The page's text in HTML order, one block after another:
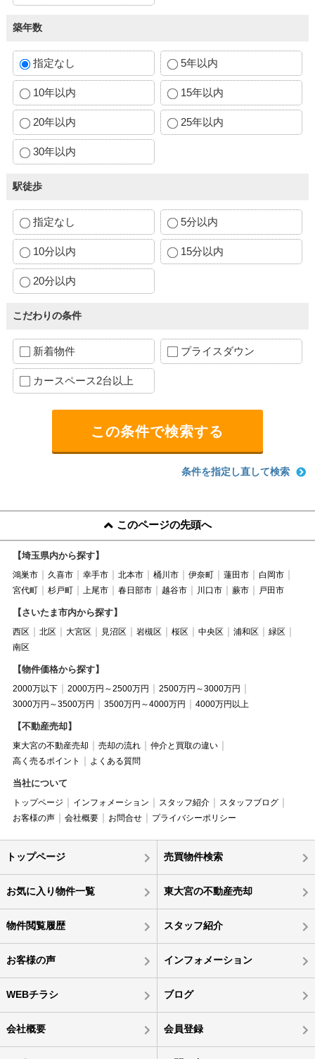
築年数
指定なし 5年以内
10年以内 15年以内
20年以内 25年以内
30年以内
駅徒歩
指定なし 5分以内
10分以内 15分以内
20分以内
こだわりの条件
新着物件 プライスダウン
カースペース2台以上
条件を指定し直して検索
このページの先頭へ
【埼玉県内から探す】
鴻巣市 久喜市 幸手市 北本市 桶川市 伊奈町 蓮田市
白岡市
宮代町
杉戸町 上尾市 春日部市 越谷市 川口市 蕨市 戸田市
【さいたま市内から探す】
西区 北区 大宮区 見沼区 岩槻区 桜区 中央区 浦和区
緑区
南区
【物件価格から探す】
2000万以下 2000万円～2500万円
2500万円～3000万円
3000万円～3500万円
3500万円～4000万円 4000万円以上
【不動産売却】
東大宮の不動産売却 売却の流れ
仲介と買取の違い
高く売るポイント
よくある質問
当社について
トップページ インフォメーション スタッフ紹介
スタッフブログ
お客様の声
会社概要 お問合せ プライバシーポリシー
トップページ 売買物件検索
お気に入り物件一覧 東大宮の不動産売却
物件閲覧履歴 スタッフ紹介
お客様の声 インフォメーション
WEBチラシ ブログ
会社概要 会員登録